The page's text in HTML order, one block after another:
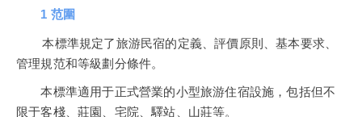
1 范圍
本標準規定了旅游民宿的定義、評價原則、基本要求、
管理規范和等級劃分條件。
本標準適用于正式營業的小型旅游住宿設施，包括但不
限于客棧、莊園、宅院、驛站、山莊等。